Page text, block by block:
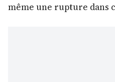
même une rupture dans